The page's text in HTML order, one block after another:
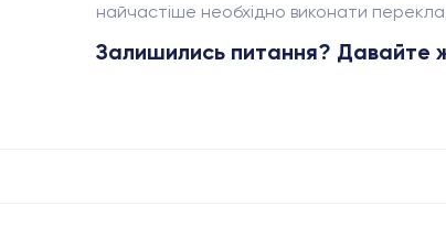
найчастіше необхідно виконати
Залишились питання? Давайте